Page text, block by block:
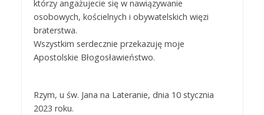
którzy angażujecie się w nawiązywanie
osobowych, kościelnych i obywatelskich więzi
braterstwa.
Wszystkim serdecznie przekazuję moje
Apostolskie Błogosławieństwo.
Rzym, u św. Jana na Lateranie, dnia 10 stycznia
2023 roku.